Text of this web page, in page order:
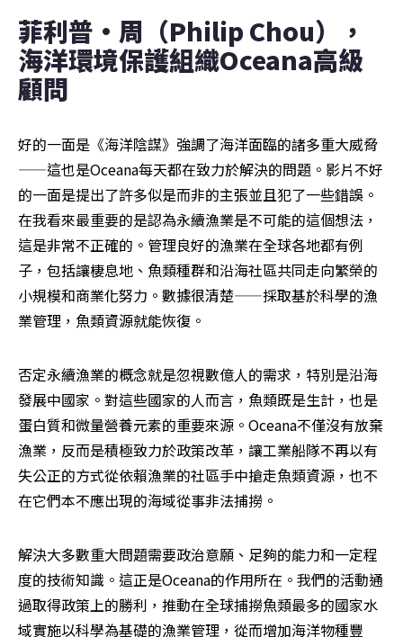
菲利普·周（Philip Chou），
海洋環境保護組織Oceana高級
顧問
好的一面是《海洋陰謀》強調了海洋面臨的諸多重大威脅
——這也是Oceana每天都在致力於解決的問題。影片不好
的一面是提出了許多似是而非的主張並且犯了一些錯誤。
在我看來最重要的是認為永續漁業是不可能的這個想法，
這是非常不正確的。管理良好的漁業在全球各地都有例
子，包括讓棲息地、魚類種群和沿海社區共同走向繁榮的
小規模和商業化努力。數據很清楚——採取基於科學的漁
業管理，魚類資源就能恢復。
否定永續漁業的概念就是忽視數億人的需求，特別是沿海
發展中國家。對這些國家的人而言，魚類既是生計，也是
蛋白質和微量營養元素的重要來源。Oceana不僅沒有放棄
漁業，反而是積極致力於政策改革，讓工業船隊不再以有
失公正的方式從依賴漁業的社區手中搶走魚類資源，也不
在它們本不應出現的海域從事非法捕撈。
解決大多數重大問題需要政治意願、足夠的能力和一定程
度的技術知識。這正是Oceana的作用所在。我們的活動通
過取得政策上的勝利，推動在全球捕撈魚類最多的國家水
域實施以科學為基礎的漁業管理，從而增加海洋物種豐